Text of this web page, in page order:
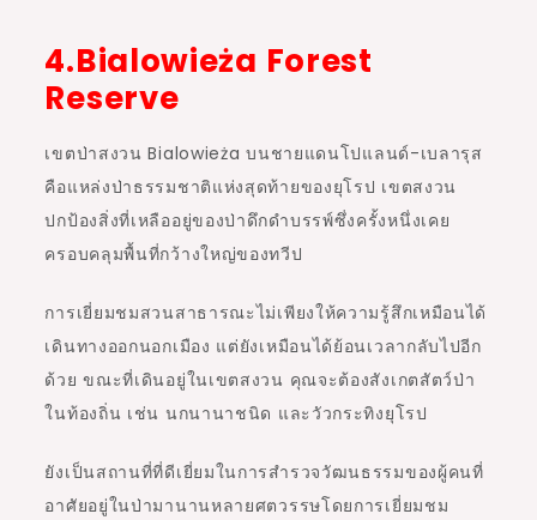
4.Bialowieża Forest
Reserve
เขตป่าสงวน Bialowieża บนชายแดนโปแลนด์-เบลารุส
คือแหล่งป่าธรรมชาติแห่งสุดท้ายของยุโรป เขตสงวน
ปกป้องสิ่งที่เหลืออยู่ของป่าดึกดำบรรพ์ซึ่งครั้งหนึ่งเคย
ครอบคลุมพื้นที่กว้างใหญ่ของทวีป
การเยี่ยมชมสวนสาธารณะไม่เพียงให้ความรู้สึกเหมือนได้
เดินทางออกนอกเมือง แต่ยังเหมือนได้ย้อนเวลากลับไปอีก
ด้วย ขณะที่เดินอยู่ในเขตสงวน คุณจะต้องสังเกตสัตว์ป่า
ในท้องถิ่น เช่น นกนานาชนิด และวัวกระทิงยุโรป
ยังเป็นสถานที่ที่ดีเยี่ยมในการสำรวจวัฒนธรรมของผู้คนที่
อาศัยอยู่ในป่ามานานหลายศตวรรษโดยการเยี่ยมชม